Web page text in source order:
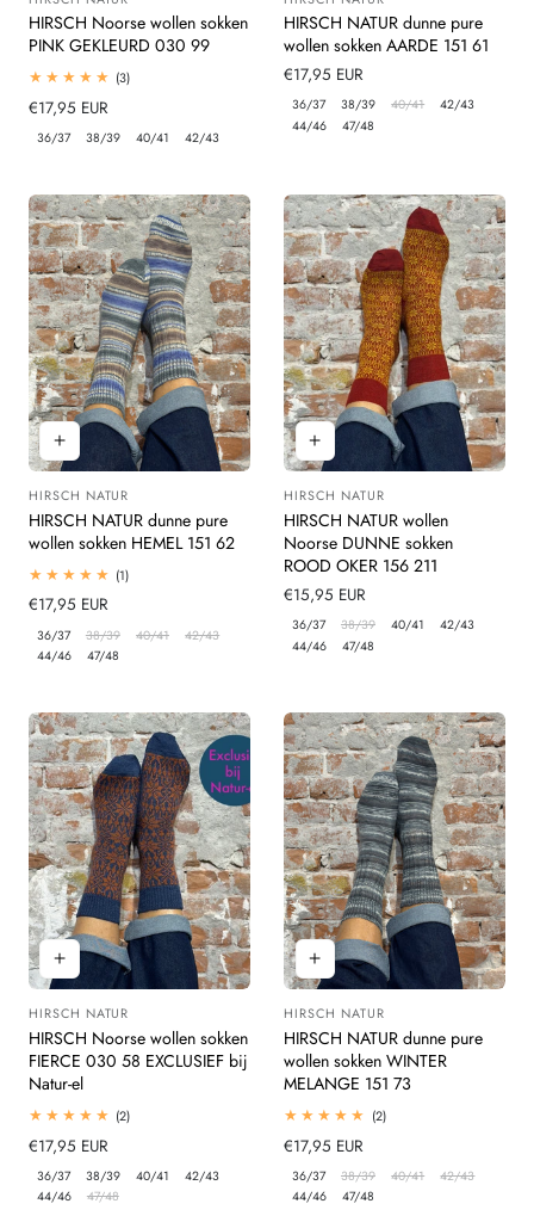
HIRSCH Noorse wollen sokken
PINK GEKLEURD 030 99
(3)3
Normale
prijs
€17,95 EUR
36/37 38/39 40/41 42/43
HIRSCH NATUR dunne pure
wollen sokken AARDE 151 61
Normale
prijs
€17,95 EUR
36/37 38/39 40/41
42/43
44/46
47/48
Leverancier:
HIRSCH NATUR
HIRSCH NATUR dunne pure
wollen sokken HEMEL 151 62
(1)1
Normale
prijs
€17,95 EUR
36/37 38/39 40/41
42/43
44/46
47/48
Leverancier:
HIRSCH NATUR
HIRSCH NATUR wollen
Noorse DUNNE sokken
ROOD OKER 156 211
Normale
prijs
€15,95 EUR
36/37 38/39 40/41
42/43
44/46
47/48
Leverancier:
HIRSCH NATUR
HIRSCH Noorse wollen sokken
FIERCE 030 58 EXCLUSIEF bij
Natur-el
(2)2
Normale
prijs
€17,95 EUR
36/37 38/39 40/41
42/43
44/46
47/48
Leverancier:
HIRSCH NATUR
HIRSCH NATUR dunne pure
wollen sokken WINTER
MELANGE 151 73
(2)2
Normale
prijs
€17,95 EUR
36/37 38/39 40/41
42/43
44/46
47/48